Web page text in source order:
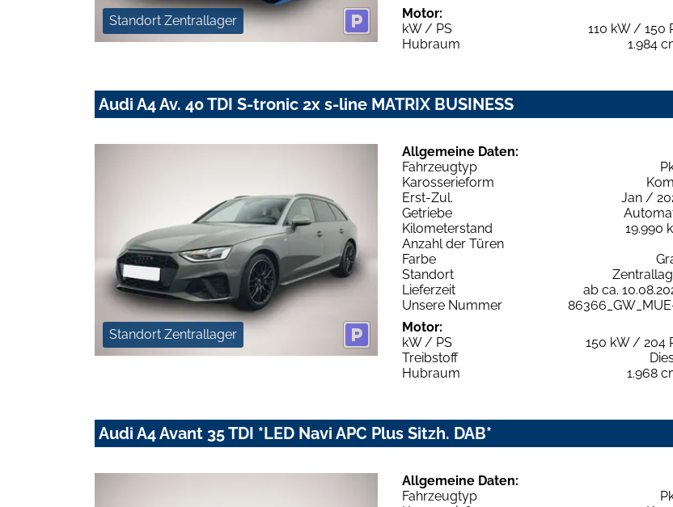
Standort Zentrallager
Motor:
kW / PS
110 kW / 150
Hubraum
1.984
Audi A4 Av. 40 TDI S-tronic 2x s-line MATRIX BUSINESS
Standort Zentrallager
Allgemeine Daten:
Fahrzeugtyp
Karosserieform
Erst-Zul.
Jan /
Getriebe
Kilometerstand
19.990
Anzahl der Türen
Farbe
Standort
Lieferzeit
ab ca.
Unsere Nummer
Motor:
kW / PS
150 kW / 204
Treibstoff
Hubraum
1.968
Audi A4 Avant 35 TDI *LED Navi APC Plus Sitzh. DAB*
Allgemeine Daten:
Fahrzeugtyp